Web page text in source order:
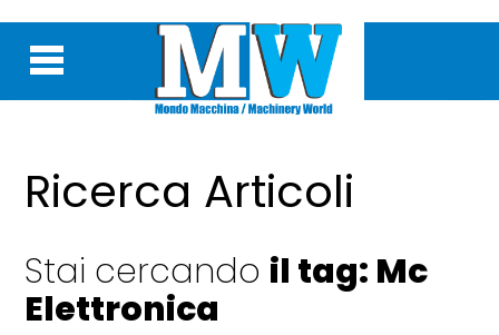
Ricerca Articoli
Stai cercando il tag: Mc
Elettronica